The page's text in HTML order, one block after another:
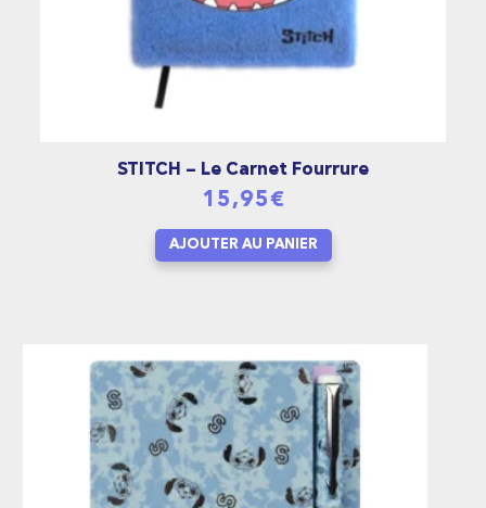
STITCH – Le Carnet Fourrure
15,95€
AJOUTER AU PANIER